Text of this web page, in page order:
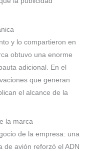
y lo compartieron en
obtuvo una enorme
adicional. En el
que generan
el alcance de la
la marca
de la empresa: una
de avión reforzó el ADN